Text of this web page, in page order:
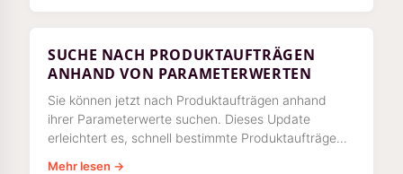
SUCHE NACH PRODUKTAUFTRÄGEN
ANHAND VON PARAMETERWERTEN
Sie können jetzt nach Produktaufträgen anhand
ihrer Parameterwerte suchen. Dieses Update
erleichtert es, schnell bestimmte Produktaufträge
Mehr lesen →